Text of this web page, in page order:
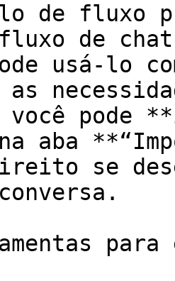
de fluxo
de
usá-lo
as
pode
aba
se